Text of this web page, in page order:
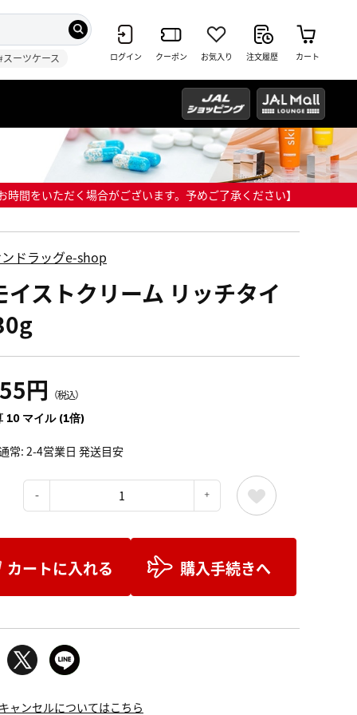
スーツケース ログイン クーポン お気入り 注文履歴 カート
間をいただく場合がございます。予めご了承ください】
ドラッグe-shop
イストクリーム リッチタイ
円 （税込）
10 マイル (1倍)
常: 2-4営業日 発送目安
カートに入れる 購入手続きへ
ャンセルについてはこちら